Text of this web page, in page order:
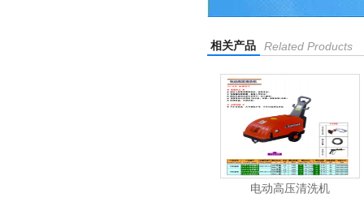
相关产品 Related Products
电动高压清洗机